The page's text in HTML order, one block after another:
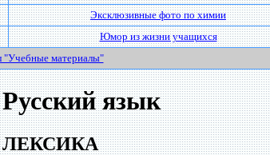
Эксклюзивные фото по химии
Юмор из жизни учащихся
"Учебные материалы"
Русский язык
ЛЕКСИКА